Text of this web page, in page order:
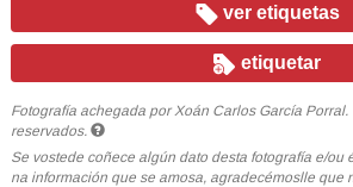
ver etiquetas
etiquetar
Fotografía achegada por Xoán Carlos García Porral.
reservados.
Se vostede coñece algún dato desta fotografía e/ou
na información que se amosa, agradecémoslle que